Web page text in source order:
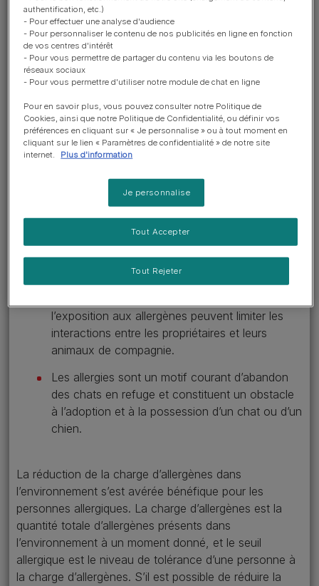
squames. Les allergènes
peuvent provoquer des réactions
allergiques lorsqu’ils entrent en
contact avec des personnes
sensibilisées.
Ces allergies ont des conséquences à la fois pour le
propriétaire allergique et pour son chien ou chat. Les
méthodes actuelles de prise en charge des allergies
Les allergies et les effets secondaires des
médicaments sont susceptibles de perturber les
activités professionnelles, sociales et de la vie
au quotidien, avec pour effet une altération de
la qualité de vie des personnes allergiques.
l’exposition aux allergènes peuvent limiter les
interactions entre les propriétaires et leurs
animaux de compagnie.
Les allergies sont un motif courant d’abandon
des chats en refuge et constituent un obstacle
à l’adoption et à la possession d’un chat ou d’un
chien.
La réduction de la charge d’allergènes dans
l’environnement s’est avérée bénéfique pour les
personnes allergiques. La charge d’allergènes est la
quantité totale d’allergènes présents dans
l’environnement à un moment donné, et le seuil
allergique est le niveau de tolérance d’une personne à
la charge d’allergènes. S’il est possible de réduire la
authentification, etc.)
- Pour effectuer une analyse d'audience
- Pour personnaliser le contenu de nos publicités en ligne en fonction
de vos centres d'intérêt
- Pour vous permettre de partager du contenu via les boutons de
réseaux sociaux
- Pour vous permettre d'utiliser notre module de chat en ligne
Pour en savoir plus, vous pouvez consulter notre Politique de
Cookies, ainsi que notre Politique de Confidentialité, ou définir vos
préférences en cliquant sur « Je personnalise » ou à tout moment en
cliquant sur le lien « Paramètres de confidentialité » de notre site
internet.
Plus d'information
Je personnalise
Tout Rejeter
Tout Accepter